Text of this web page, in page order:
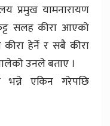
प्रमुख यामनारायण
सलह कीरा आएको
हेर्ने र सबै कीरा
उनले बताए ।
एकिन गरेपछि